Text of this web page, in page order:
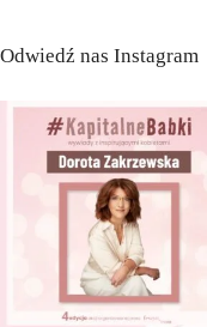
Odwiedź nas Instagram